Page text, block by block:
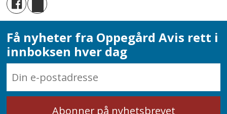
Få nyheter fra Oppegård Avis rett i
innboksen hver dag